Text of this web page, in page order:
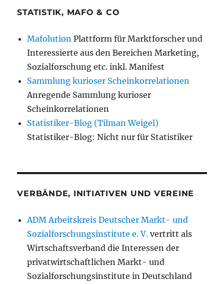
STATISTIK, MAFO & CO
Mafolution Plattform für Marktforscher und
Interessierte aus den Bereichen Marketing,
Sozialforschung etc. inkl. Manifest
Sammlung kurioser Scheinkorrelationen
Anregende Sammlung kurioser
Scheinkorrelationen
Statistiker-Blog (Tilman Weigel)
Statistiker-Blog: Nicht nur für Statistiker
VERBÄNDE, INITIATIVEN UND VEREINE
ADM Arbeitskreis Deutscher Markt- und
Sozialforschungsinstitute e. V. vertritt als
Wirtschaftsverband die Interessen der
privatwirtschaftlichen Markt- und
Sozialforschungsinstitute in Deutschland